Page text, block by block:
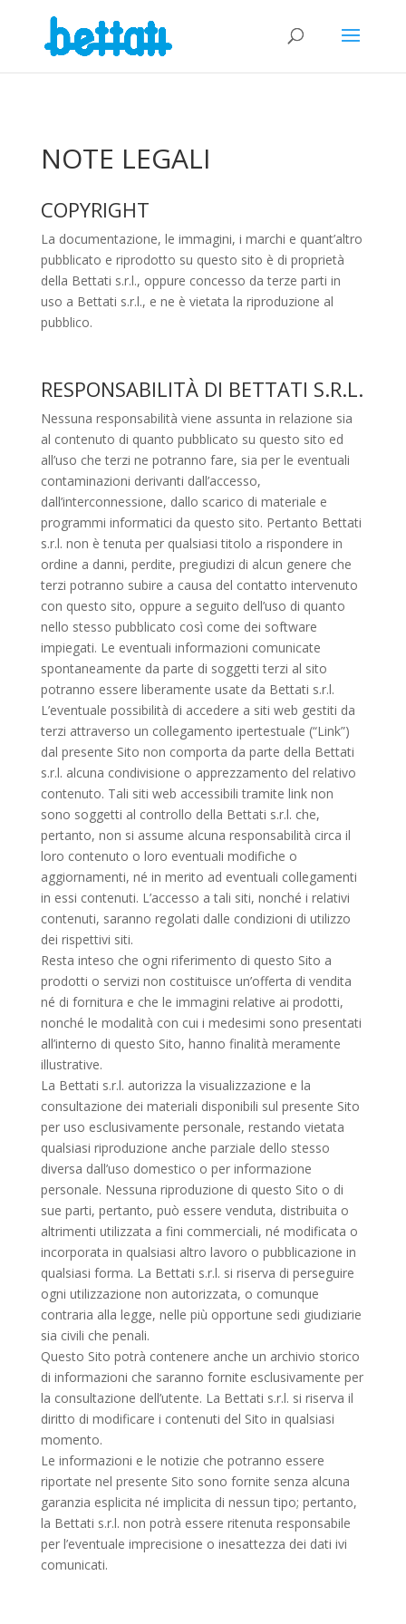
NOTE LEGALI
COPYRIGHT
La documentazione, le immagini, i marchi e quant’altro
pubblicato e riprodotto su questo sito è di proprietà
della Bettati s.r.l., oppure concesso da terze parti in
uso a Bettati s.r.l., e ne è vietata la riproduzione al
pubblico.
RESPONSABILITÀ DI BETTATI S.R.L.
Nessuna responsabilità viene assunta in relazione sia
al contenuto di quanto pubblicato su questo sito ed
all’uso che terzi ne potranno fare, sia per le eventuali
contaminazioni derivanti dall’accesso,
dall’interconnessione, dallo scarico di materiale e
programmi informatici da questo sito. Pertanto Bettati
s.r.l. non è tenuta per qualsiasi titolo a rispondere in
ordine a danni, perdite, pregiudizi di alcun genere che
terzi potranno subire a causa del contatto intervenuto
con questo sito, oppure a seguito dell’uso di quanto
nello stesso pubblicato così come dei software
impiegati. Le eventuali informazioni comunicate
spontaneamente da parte di soggetti terzi al sito
potranno essere liberamente usate da Bettati s.r.l.
L’eventuale possibilità di accedere a siti web gestiti da
terzi attraverso un collegamento ipertestuale (“Link”)
dal presente Sito non comporta da parte della Bettati
s.r.l. alcuna condivisione o apprezzamento del relativo
contenuto. Tali siti web accessibili tramite link non
sono soggetti al controllo della Bettati s.r.l. che,
pertanto, non si assume alcuna responsabilità circa il
loro contenuto o loro eventuali modifiche o
aggiornamenti, né in merito ad eventuali collegamenti
in essi contenuti. L’accesso a tali siti, nonché i relativi
contenuti, saranno regolati dalle condizioni di utilizzo
dei rispettivi siti.
Resta inteso che ogni riferimento di questo Sito a
prodotti o servizi non costituisce un’offerta di vendita
né di fornitura e che le immagini relative ai prodotti,
nonché le modalità con cui i medesimi sono presentati
all’interno di questo Sito, hanno finalità meramente
illustrative.
La Bettati s.r.l. autorizza la visualizzazione e la
consultazione dei materiali disponibili sul presente Sito
per uso esclusivamente personale, restando vietata
qualsiasi riproduzione anche parziale dello stesso
diversa dall’uso domestico o per informazione
personale. Nessuna riproduzione di questo Sito o di
sue parti, pertanto, può essere venduta, distribuita o
altrimenti utilizzata a fini commerciali, né modificata o
incorporata in qualsiasi altro lavoro o pubblicazione in
qualsiasi forma. La Bettati s.r.l. si riserva di perseguire
ogni utilizzazione non autorizzata, o comunque
contraria alla legge, nelle più opportune sedi giudiziarie
sia civili che penali.
Questo Sito potrà contenere anche un archivio storico
di informazioni che saranno fornite esclusivamente per
la consultazione dell’utente. La Bettati s.r.l. si riserva il
diritto di modificare i contenuti del Sito in qualsiasi
momento.
Le informazioni e le notizie che potranno essere
riportate nel presente Sito sono fornite senza alcuna
garanzia esplicita né implicita di nessun tipo; pertanto,
la Bettati s.r.l. non potrà essere ritenuta responsabile
per l’eventuale imprecisione o inesattezza dei dati ivi
comunicati.